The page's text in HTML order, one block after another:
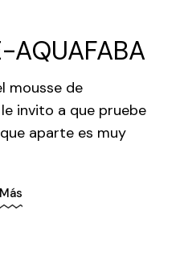
AQUAFABA
mousse de
invito a que pruebe
aparte es muy